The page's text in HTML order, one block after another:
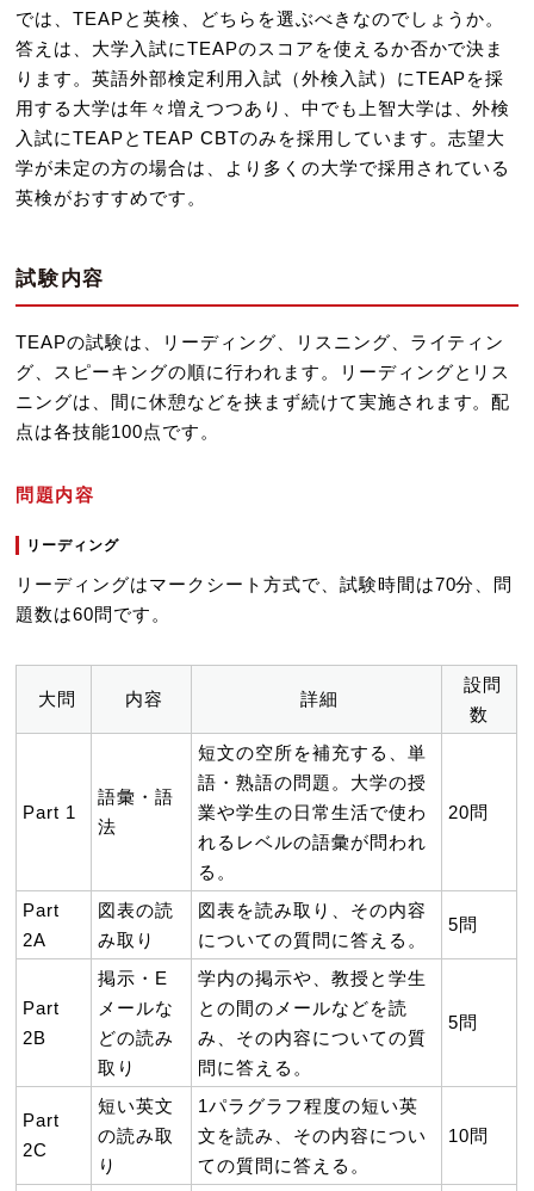
では、TEAPと英検、どちらを選ぶべきなのでしょうか。
答えは、大学入試にTEAPのスコアを使えるか否かで決ま
ります。英語外部検定利用入試（外検入試）にTEAPを採
用する大学は年々増えつつあり、中でも上智大学は、外検
入試にTEAPとTEAP CBTのみを採用しています。志望大
学が未定の方の場合は、より多くの大学で採用されている
英検がおすすめです。
試験内容
TEAPの試験は、リーディング、リスニング、ライティン
グ、スピーキングの順に行われます。リーディングとリス
ニングは、間に休憩などを挟まず続けて実施されます。配
点は各技能100点です。
問題内容
リーディング
リーディングはマークシート方式で、試験時間は70分、問
題数は60問です。
大問 内容 詳細
設問
数
Part 1
語彙・語
法
短文の空所を補充する、単
語・熟語の問題。大学の授
業や学生の日常生活で使わ
れるレベルの語彙が問われ
る。
20問
Part
2A
図表の読
み取り
図表を読み取り、その内容
についての質問に答える。
5問
Part
2B
掲示・E
メールな
どの読み
取り
学内の掲示や、教授と学生
との間のメールなどを読
み、その内容についての質
問に答える。
5問
Part
2C
短い英文
の読み取
り
1パラグラフ程度の短い英
文を読み、その内容につい
ての質問に答える。
10問